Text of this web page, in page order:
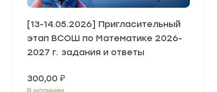
[13-14.05.2026] Пригласительный
этап ВСОШ по Математике 2026-
2027 г. задания и ответы
300,00 ₽